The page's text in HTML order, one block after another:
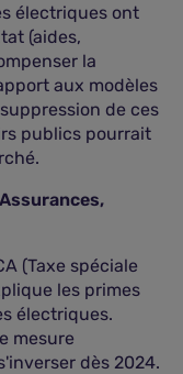
électriques ont
(aides,
la
aux modèles
de ces
publics pourrait
(Taxe spéciale
les primes
électriques.
mesure
dès 2024.